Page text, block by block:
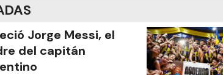
Jorge Messi, el
del capitán